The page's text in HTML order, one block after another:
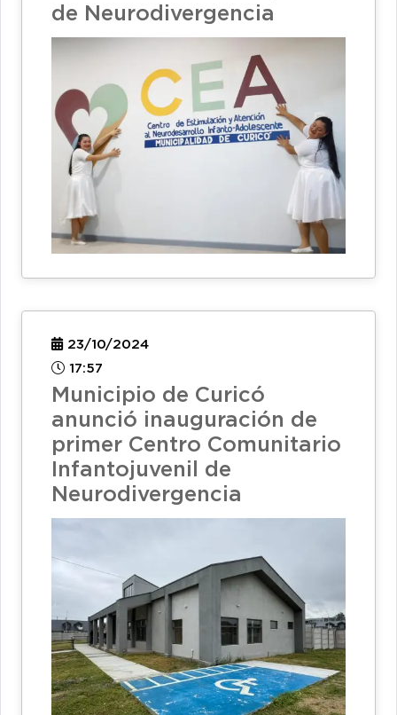
de Neurodivergencia
23/10/2024
17:57
Municipio de Curicó
anunció inauguración de
primer Centro Comunitario
Infantojuvenil de
Neurodivergencia